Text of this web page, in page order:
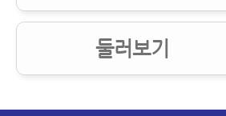
보건복지부 탕전실인
오시는길/진료시간
둘러보기